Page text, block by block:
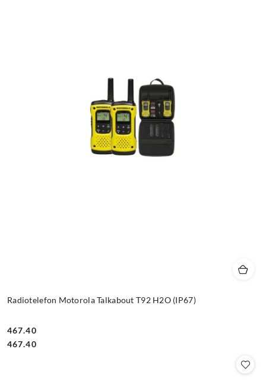
Radiotelefon Motorola Talkabout T92 H2O (IP67)
Cena:
467.40
Cena:
467.40